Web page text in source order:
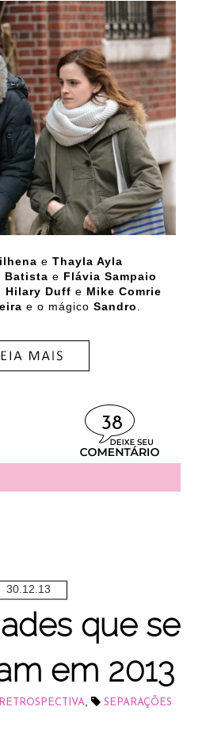
e Thayla Ayla
Batista e Flávia Sampaio
Hilary Duff e Mike Comrie
e o mágico Sandro
38
30.12.13
que se
em 2013
RETROSPECTIVA SEPARAÇÕES